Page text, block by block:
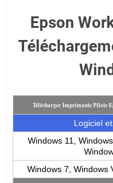
Epson
Télécharger Imprimante Pilote
Logiciel
Windows 11,
Windows 7, Windows